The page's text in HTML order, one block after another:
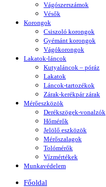
Vágószerszámok
Vésők
Korongok
Csiszoló korongok
Gyémánt korongok
Vágókorongok
Lakatok-láncok
Kutyaláncok – póráz
Lakatok
Láncok-tartozékok
Zárak-kerékpár zárak
Mérőeszközök
Derékszögek-vonalzók
Hőmérők
Jelölő eszközök
Mérőszalagok
Tolómérők
Vízmértékek
Munkavédelem
Főoldal